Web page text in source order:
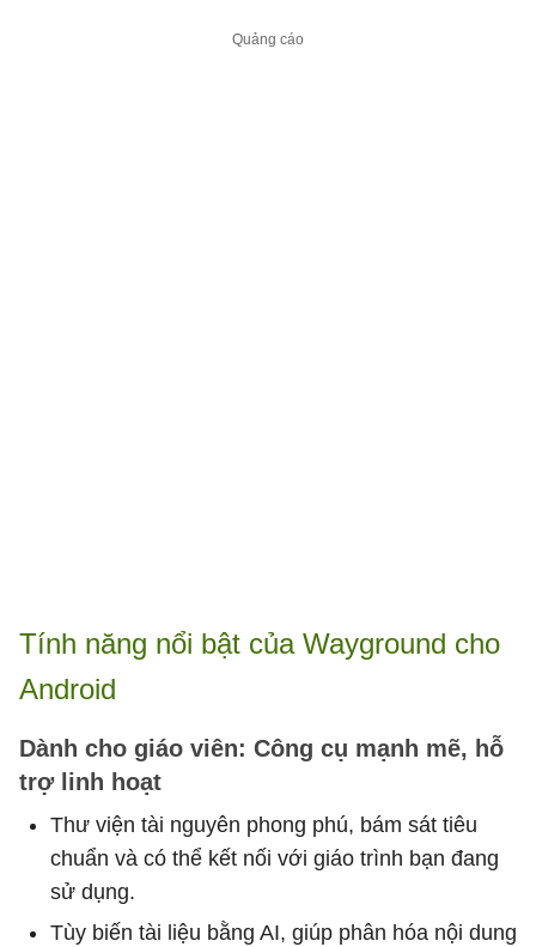
Tính năng nổi bật của Wayground cho
Android
Dành cho giáo viên: Công cụ mạnh mẽ, hỗ
trợ linh hoạt
Thư viện tài nguyên phong phú, bám sát tiêu
chuẩn và có thể kết nối với giáo trình bạn đang
sử dụng.
Tùy biến tài liệu bằng AI, giúp phân hóa nội dung